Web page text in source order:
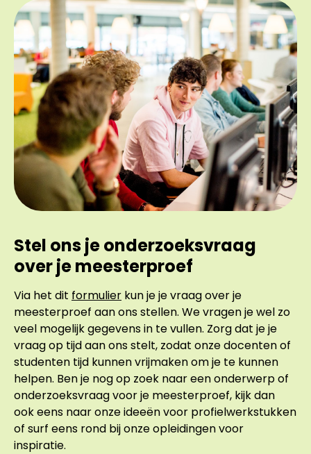
Stel ons je onderzoeksvraag
over je meesterproef
Via het dit formulier kun je je vraag over je
meesterproef aan ons stellen. We vragen je wel zo
veel mogelijk gegevens in te vullen. Zorg dat je je
vraag op tijd aan ons stelt, zodat onze docenten of
studenten tijd kunnen vrijmaken om je te kunnen
helpen. Ben je nog op zoek naar een onderwerp of
onderzoeksvraag voor je meesterproef, kijk dan
ook eens naar onze ideeën voor profielwerkstukken
of surf eens rond bij onze opleidingen voor
inspiratie.